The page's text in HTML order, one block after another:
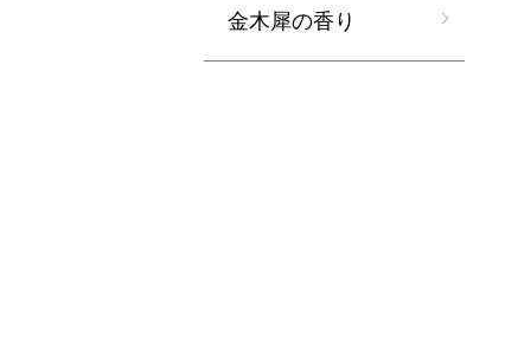
金木犀の香り